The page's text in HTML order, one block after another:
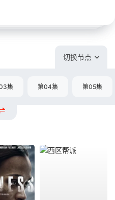
切换节点
集 第04集 第05集